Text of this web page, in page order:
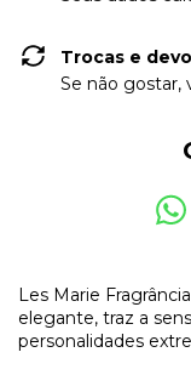
Trocas e
Se não gostar,
Les Marie
elegante, traz a
personalidades